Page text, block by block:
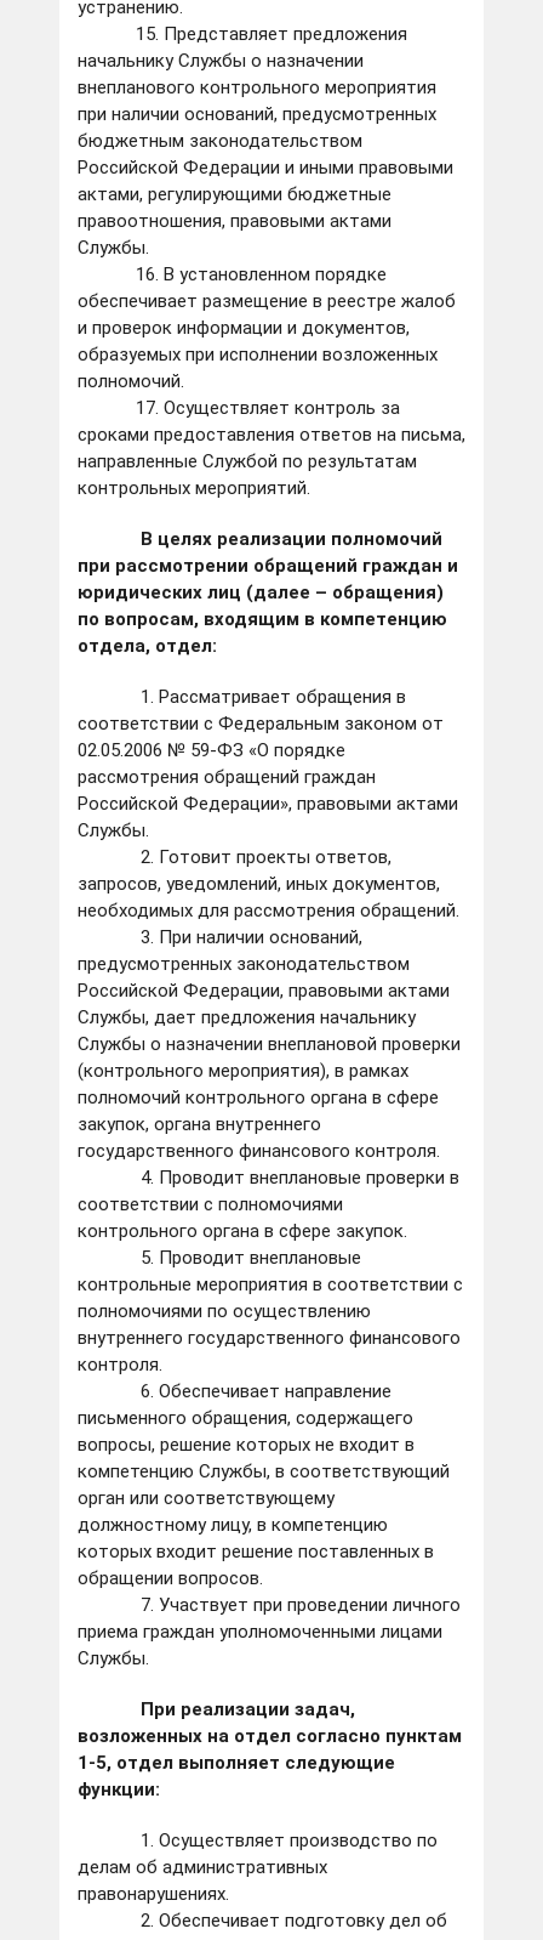
устранению.
15. Представляет предложения
начальнику Службы о назначении
внепланового контрольного мероприятия
при наличии оснований, предусмотренных
бюджетным законодательством
Российской Федерации и иными правовыми
актами, регулирующими бюджетные
правоотношения, правовыми актами
Службы.
16. В установленном порядке
обеспечивает размещение в реестре жалоб
и проверок информации и документов,
образуемых при исполнении возложенных
полномочий.
17. Осуществляет контроль за
сроками предоставления ответов на письма,
направленные Службой по результатам
контрольных мероприятий.
В целях реализации полномочий
при рассмотрении обращений граждан и
юридических лиц (далее – обращения)
по вопросам, входящим в компетенцию
отдела, отдел:
1. Рассматривает обращения в
соответствии с Федеральным законом от
02.05.2006 № 59-ФЗ «О порядке
рассмотрения обращений граждан
Российской Федерации», правовыми актами
Службы.
2. Готовит проекты ответов,
запросов, уведомлений, иных документов,
необходимых для рассмотрения обращений.
3. При наличии оснований,
предусмотренных законодательством
Российской Федерации, правовыми актами
Службы, дает предложения начальнику
Службы о назначении внеплановой проверки
(контрольного мероприятия), в рамках
полномочий контрольного органа в сфере
закупок, органа внутреннего
государственного финансового контроля.
4. Проводит внеплановые проверки в
соответствии с полномочиями
контрольного органа в сфере закупок.
5. Проводит внеплановые
контрольные мероприятия в соответствии с
полномочиями по осуществлению
внутреннего государственного финансового
контроля.
6. Обеспечивает направление
письменного обращения, содержащего
вопросы, решение которых не входит в
компетенцию Службы, в соответствующий
орган или соответствующему
должностному лицу, в компетенцию
которых входит решение поставленных в
обращении вопросов.
7. Участвует при проведении личного
приема граждан уполномоченными лицами
Службы.
При реализации задач,
возложенных на отдел согласно пунктам
1-5, отдел выполняет следующие
функции:
1. Осуществляет производство по
делам об административных
правонарушениях.
2. Обеспечивает подготовку дел об